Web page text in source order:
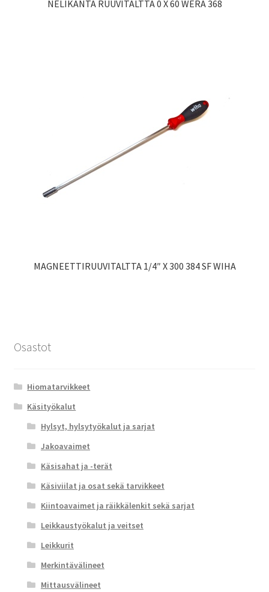
NELIKANTA RUUVITALTTA 0 X 60 WERA 368
MAGNEETTIRUUVITALTTA 1/4″ X 300 384 SF WIHA
Osastot
Hiomatarvikkeet
Käsityökalut
Hylsyt, hylsytyökalut ja sarjat
Jakoavaimet
Käsisahat ja -terät
Käsiviilat ja osat sekä tarvikkeet
Kiintoavaimet ja räikkälenkit sekä sarjat
Leikkaustyökalut ja veitset
Leikkurit
Merkintävälineet
Mittausvälineet